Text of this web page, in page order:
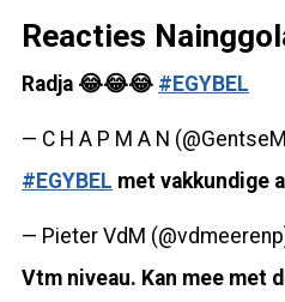
Reacties
Radja 😂😂😂 #EGYBEL
— C H A P M A N
#EGYBEL met vakkundige
— Pieter VdM
Vtm niveau. Kan mee met